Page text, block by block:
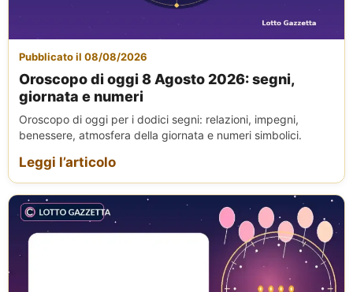
Pubblicato il 08/08/2026
Oroscopo di oggi 8 Agosto 2026: segni,
giornata e numeri
Oroscopo di oggi per i dodici segni: relazioni, impegni,
benessere, atmosfera della giornata e numeri simbolici.
Leggi l’articolo